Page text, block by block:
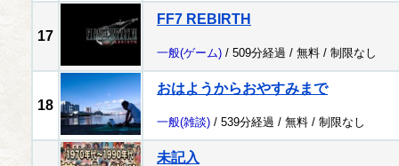
17
FF7 REBIRTH
一般(ゲーム) / 509分経過 / 無料 / 制限なし
18
おはようからおやすみまで
一般(雑談) / 539分経過 / 無料 / 制限なし
未記入